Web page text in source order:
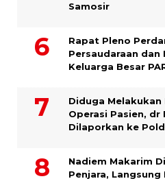
Samosir
Rapat Pleno
Persaudaraan dan
Keluarga Besar
Diduga Melakukan
Operasi Pasien, dr
Dilaporkan ke
​Nadiem Makarim
Penjara,